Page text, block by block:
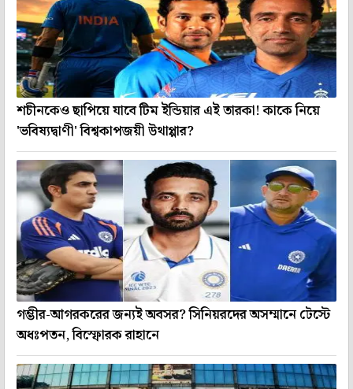
শচীনকেও ছাপিয়ে যাবে টিম ইন্ডিয়ার এই তারকা! কাকে নিয়ে
'ভবিষ্যদ্বাণী' বিশ্বকাপজয়ী উথাপ্পার?
গম্ভীর-আগরকরের জন্যই অবসর? সিনিয়রদের অসম্মানে টেস্টে
অধঃপতন, বিস্ফোরক রাহানে